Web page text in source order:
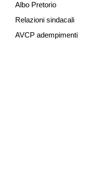
Albo Pretorio
Relazioni sindacali
AVCP adempimenti